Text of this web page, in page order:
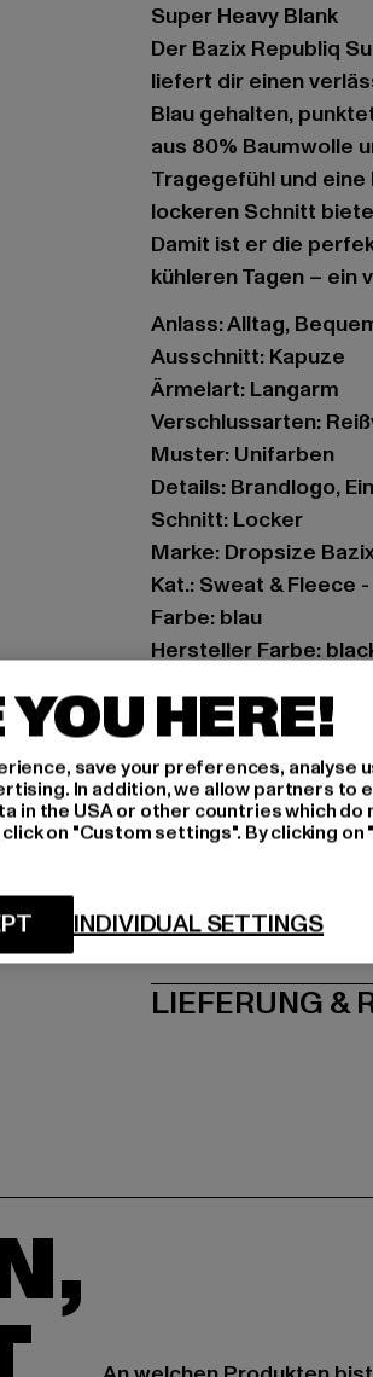
Super Heavy Blank
Der Bazix Republiq
liefert dir einen
Blau gehalten,
aus 80% Baumwolle
Tragegefühl und
lockeren Schnitt
Damit ist er die
kühleren Tagen –
Anlass: Alltag,
Ausschnitt: Kapuze
Ärmelart: Langarm
Verschlussarten:
Muster: Unifarben
Details: Brandlogo,
Schnitt: Locker
Marke: Dropsize
Kat.: Sweat & Fleece
Farbe: blau
Hersteller Farbe:
Art.Nr: BRZH009IRIS-
Hersteller: Dropsize
Motzener Straße 6 |
LIEFERUNG &
HERE!
save your preferences, analyse
In addition, we allow partners to
in the USA or other countries which do
on "Custom settings". By clicking
INDIVIDUAL SETTINGS